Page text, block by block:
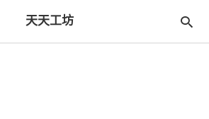
天天工坊